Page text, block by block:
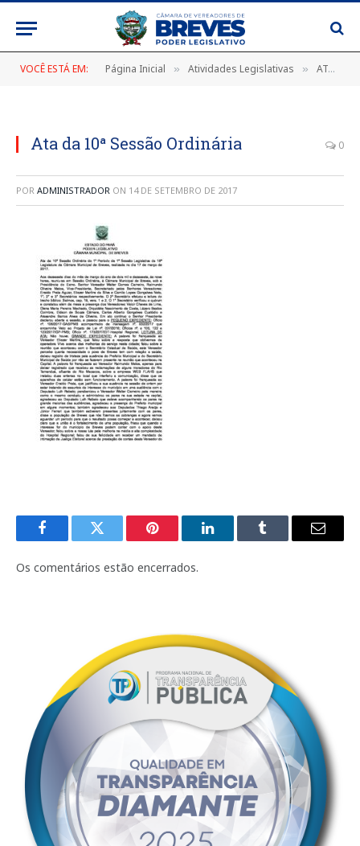
VOCÊ ESTÁ EM: Página Inicial » Atividades Legislativas » ATA DA 10ª SESSÃO ORDINÁRIA DO 1º PERÍODO DA 1ª SESSÃO LEGISLATIVA DA 18ª LEGISLATURA DA CÂMARA MUNICIPAL DE BREVES, DE 17 DE MARÇO DE 2017
Ata da 10ª Sessão Ordinária 0
POR ADMINISTRADOR ON 14 DE SETEMBRO DE 2017
FacebookTwitter Pinterest LinkedInTumblr
E-
Os comentários estão encerrados.